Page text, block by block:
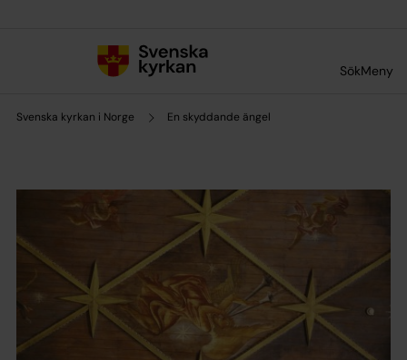
SökMeny
Svenska kyrkan i Norge En skyddande ängel